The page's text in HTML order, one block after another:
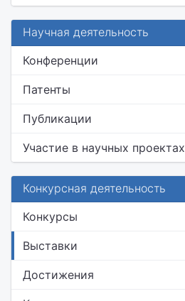
Научная деятельность
Конференции
Патенты
Публикации
Участие в научных проектах
Конкурсная деятельность
Конкурсы
Выставки
Достижения